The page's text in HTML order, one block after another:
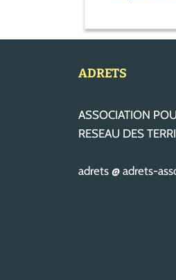
ADRETS
ASSOCIATION
RESEAU DES
adrets @ adrets-